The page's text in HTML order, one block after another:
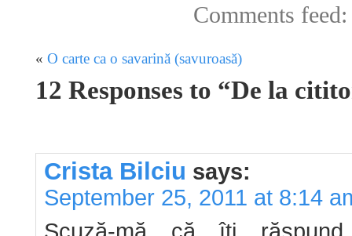
Comments
« O carte ca o savarină (savuroasă)
12 Responses to “De la
Crista Bilciu says:
September 25, 2011 at 8:14
Scuză-mă că îţi